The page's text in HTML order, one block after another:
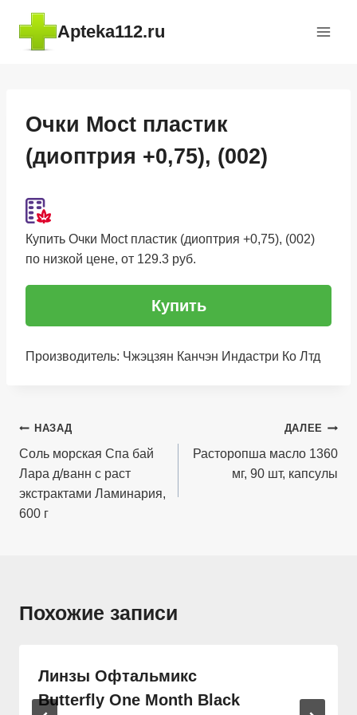
Перейти
содержимому
Apteka112.ru
Очки Moct пластик
(диоптрия +0,75), (002)
Купить Очки Moct пластик (диоптрия +0,75), (002)
по низкой цене, от 129.3 руб.
Купить
Производитель: Чжэцзян Канчэн Индастри Ко Лтд
Навигация
по
записям
НАЗАД
Соль морская Спа бай
Лара д/ванн с раст
экстрактами Ламинария,
600 г
ДАЛЕЕ
Расторопша масло 1360
мг, 90 шт, капсулы
Похожие записи
Линзы Офтальмикс
Butterfly One Month Black